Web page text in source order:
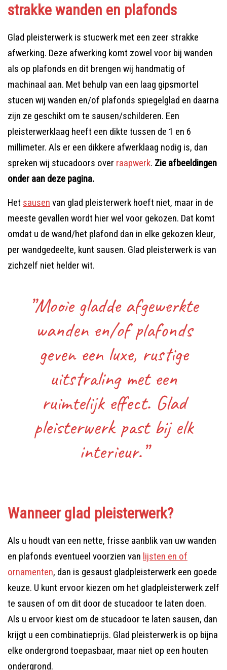
strakke wanden en plafonds
Glad pleisterwerk is stucwerk met een zeer strakke
afwerking. Deze afwerking komt zowel voor bij wanden
als op plafonds en dit brengen wij handmatig of
machinaal aan. Met behulp van een laag gipsmortel
stucen wij wanden en/of plafonds spiegelglad en daarna
zijn ze geschikt om te sausen/schilderen. Een
pleisterwerklaag heeft een dikte tussen de 1 en 6
millimeter. Als er een dikkere afwerklaag nodig is, dan
spreken wij stucadoors over raapwerk. Zie afbeeldingen
onder aan deze pagina.
Het sausen van glad pleisterwerk hoeft niet, maar in de
meeste gevallen wordt hier wel voor gekozen. Dat komt
omdat u de wand/het plafond dan in elke gekozen kleur,
per wandgedeelte, kunt sausen. Glad pleisterwerk is van
zichzelf niet helder wit.
”Mooie gladde afgewerkte
wanden en/of plafonds
geven een luxe, rustige
uitstraling met een
ruimtelijk effect. Glad
pleisterwerk past bij elk
interieur.”
Wanneer glad pleisterwerk?
Als u houdt van een nette, frisse aanblik van uw wanden
en plafonds eventueel voorzien van lijsten en of
ornamenten, dan is gesaust gladpleisterwerk een goede
keuze. U kunt ervoor kiezen om het gladpleisterwerk zelf
te sausen of om dit door de stucadoor te laten doen.
Als u ervoor kiest om de stucadoor te laten sausen, dan
krijgt u een combinatieprijs. Glad pleisterwerk is op bijna
elke ondergrond toepasbaar, maar niet op een houten
ondergrond.